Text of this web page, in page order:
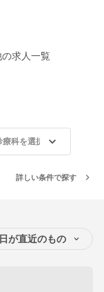
求人一覧
療科を選択
詳しい条件で探す
が直近のもの